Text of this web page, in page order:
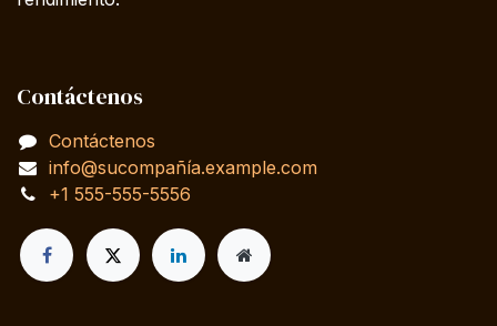
Contáctenos
Contáctenos
info@sucompañía.example.com
+1 555-555-5556